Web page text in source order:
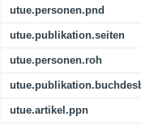
utue.personen.pnd
utue.publikation.seiten
utue.personen.roh
utue.artikel.ppn